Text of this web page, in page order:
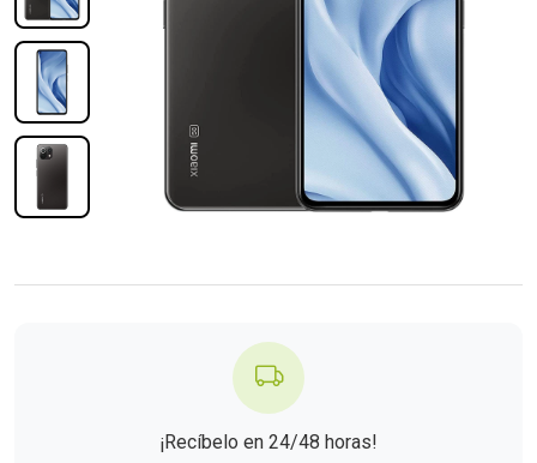
¡Recíbelo en 24/48 horas!